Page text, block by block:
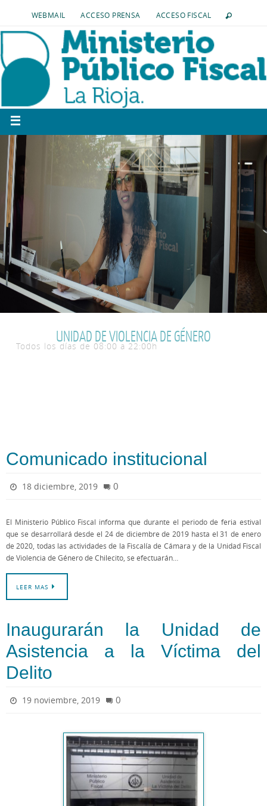
WEBMAIL ACCESO PRENSA ACCESO FISCAL
UNIDAD DE VIOLENCIA DE GÉNERO
Comunicado institucional
18 diciembre, 2019 0
El Ministerio Público Fiscal informa que durante el periodo de feria estival
que se desarrollará desde el 24 de diciembre de 2019 hasta el 31 de enero
de 2020, todas las actividades de la Fiscalía de Cámara y de la Unidad Fiscal
de Violencia de Género de Chilecito, se efectuarán…
LEER MAS
Inaugurarán la Unidad de
Asistencia a la Víctima del
Delito
19 noviembre, 2019 0